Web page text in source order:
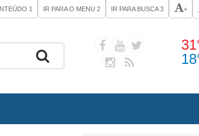
1 IR PARA O MENU 2 IR PARA BUSCA3 +